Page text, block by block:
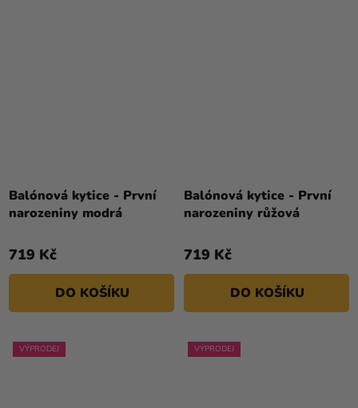
Balónová kytice - První
narozeniny modrá
719 Kč
DO KOŠÍKU
Balónová kytice - První
narozeniny růžová
719 Kč
DO KOŠÍKU
VÝPRODEJ VÝPRODEJ